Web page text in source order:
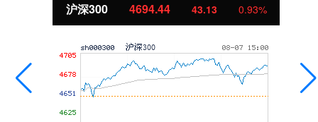
沪深300 4694.44 43.13 0.93%